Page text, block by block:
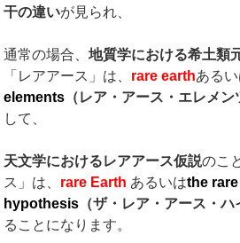
干の違いが見られ、
通常の場合、地質学における希土類
「レアアース」は、 rare earthある
elements （レア・アース・エレメン
して、
天文学におけるレアアース仮説のこ
ス」は、 rare Earth あるいはthe
hypothesis （ザ・レア・アース・ハ
ることになります。